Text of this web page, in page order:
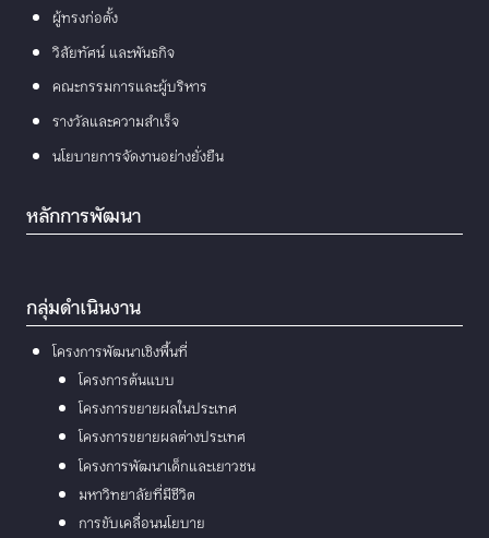
ผู้ทรงก่อตั้ง
วิสัยทัศน์ และพันธกิจ
คณะกรรมการและผู้บริหาร
รางวัลและความสำเร็จ
นโยบายการจัดงานอย่างยั่งยืน
หลักการพัฒนา
กลุ่มดำเนินงาน
โครงการพัฒนาเชิงพื้นที่
โครงการต้นแบบ
โครงการขยายผลในประเทศ
โครงการขยายผลต่างประเทศ
โครงการพัฒนาเด็กและเยาวชน
มหาวิทยาลัยที่มีชีวิต
การขับเคลื่อนนโยบาย